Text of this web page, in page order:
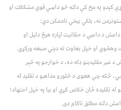
کېدو په مخ کې دلته څو داسې قوي مشکلات او
نه، بلکې بيخي ناممکن دي:
د داعيې د حقانيت لپاره هيڅ دليل او
وهڅوي او خپل بغاوت ته ديني صبغه ورکړي.
غير مقليدينو ډله ده، د خوارجو په څېر
ځکه چې هغوی د څلورو مذاهبو د تقليد له
تقليده ځان خلاص کړي او بيا په خپل اجتهاد؛
دلته مطلق ناکام دی.